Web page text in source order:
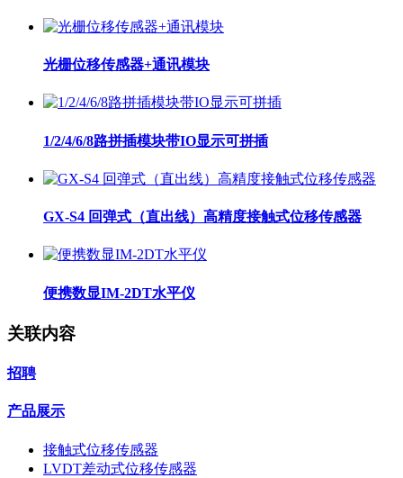
光栅位移传感器+通讯模块
1/2/4/6/8路拼插模块带IO显示可拼插
GX-S4 回弹式（直出线）高精度接触式位移传感器
便携数显IM-2DT水平仪
关联内容
招聘
产品展示
接触式位移传感器
LVDT差动式位移传感器